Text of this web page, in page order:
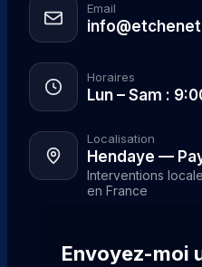
Email
Horaires
Lun – Sam :
Localisation
Hendaye —
Interventions
en France
Envoyez-moi